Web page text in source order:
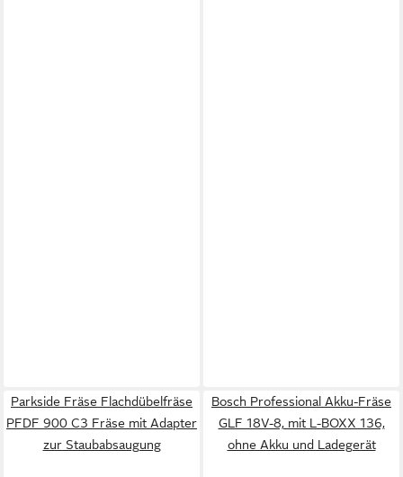
Parkside Fräse Flachdübelfräse
PFDF 900 C3 Fräse mit Adapter
zur Staubabsaugung
Bosch Professional Akku-Fräse
GLF 18V-8, mit L-BOXX 136,
ohne Akku und Ladegerät